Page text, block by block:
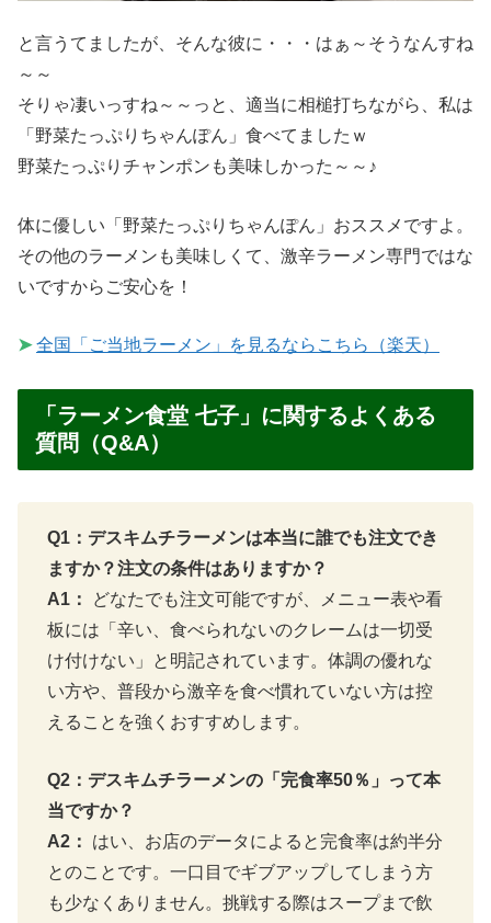
と言うてましたが、そんな彼に・・・はぁ～そうなんすね
～～
そりゃ凄いっすね～～っと、適当に相槌打ちながら、私は
「野菜たっぷりちゃんぽん」食べてましたｗ
野菜たっぷりチャンポンも美味しかった～～♪
体に優しい「野菜たっぷりちゃんぽん」おススメですよ。
その他のラーメンも美味しくて、激辛ラーメン専門ではな
いですからご安心を！
➤ 全国「ご当地ラーメン」を見るならこちら（楽天）
「ラーメン食堂 七子」に関するよくある
質問（Q&A）
Q1：デスキムチラーメンは本当に誰でも注文でき
ますか？注文の条件はありますか？
A1：
どなたでも注文可能ですが、メニュー表や看
板には「辛い、食べられないのクレームは一切受
け付けない」と明記されています。体調の優れな
い方や、普段から激辛を食べ慣れていない方は控
えることを強くおすすめします。
Q2：デスキムチラーメンの「完食率50％」って本
当ですか？
A2：
はい、お店のデータによると完食率は約半分
とのことです。一口目でギブアップしてしまう方
も少なくありません。挑戦する際はスープまで飲